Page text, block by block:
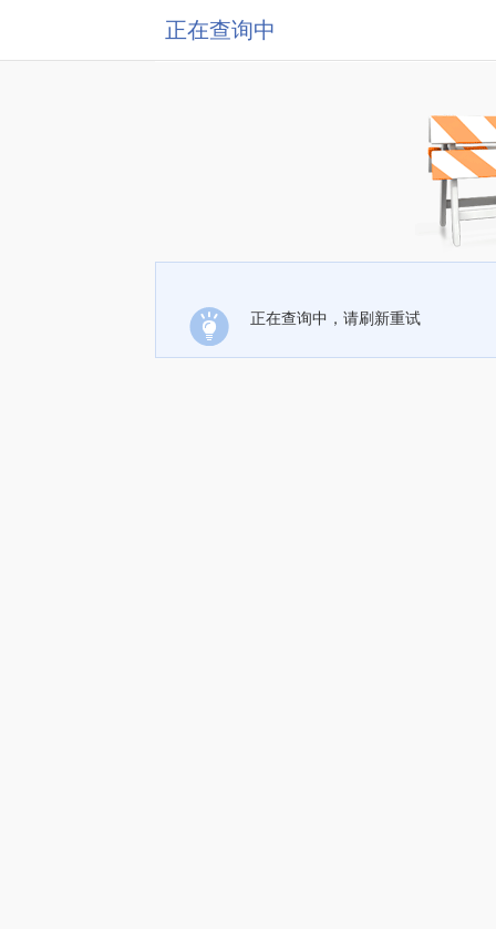
正在查询中
正在查询中，请刷新重试